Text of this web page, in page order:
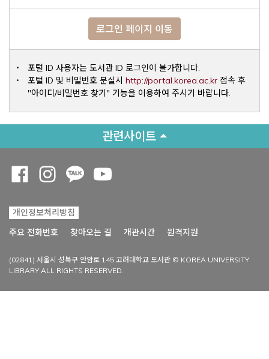
로그인 페이지 이동
포털 ID 사용자는 도서관 ID 로그인이 불가합니다.
포털 ID 및 비밀번호 분실시 http://portal.korea.ac.krOpens a
접속 후
"아이디/비밀번호 찾기" 기능을 이용하여 주시기 바랍니다.
관련사이트
개인정보처리방침
주요 전화번호
찾아오는 길 개관시간 원격지원
(02841) 서울시 성북구 안암로 145 고려대학교 도서관 © KOREA UNIVERSITY
LIBRARY ALL RIGHTS RESERVED.
Opens a new window
Opens a new window
Opens a new window